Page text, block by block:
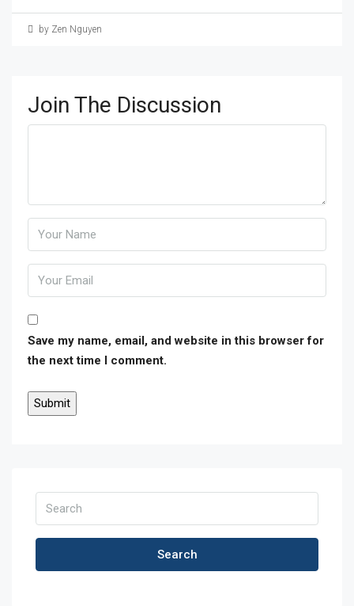
by Zen Nguyen
Join The Discussion
Save my name, email, and website in this browser for
the next time I comment.
Search